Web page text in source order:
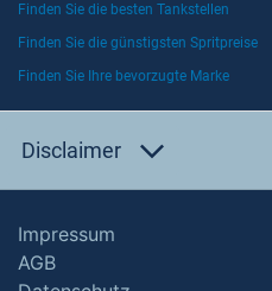
Finden Sie die besten Tankstellen
Finden Sie die günstigsten Spritpreise
Finden Sie Ihre bevorzugte Marke
Disclaimer
Impressum
AGB